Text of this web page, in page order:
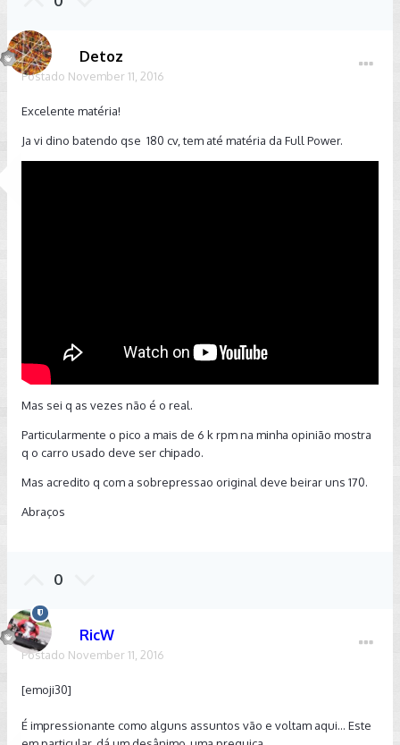
Detoz
Postado November 11, 2016
Excelente matéria!
Ja vi dino batendo qse 180 cv, tem até matéria da Full Power.
Mas sei q as vezes não é o real.
Particularmente o pico a mais de 6 k rpm na minha opinião mostra
q o carro usado deve ser chipado.
Mas acredito q com a sobrepressao original deve beirar uns 170.
Abraços
0
RicW
Postado November 11, 2016
[emoji30]
É impressionante como alguns assuntos vão e voltam aqui... Este